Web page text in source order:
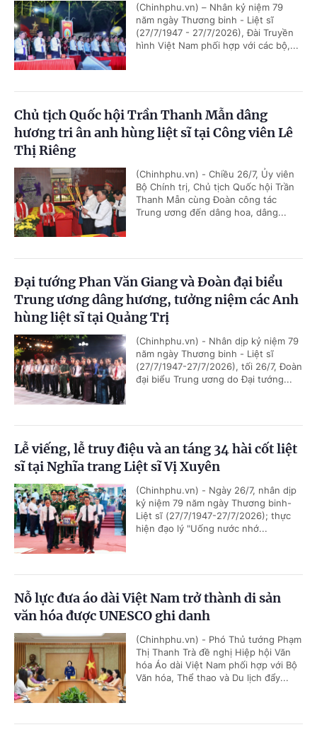
(Chinhphu.vn) – Nhân kỷ niệm 79
năm ngày Thương binh - Liệt sĩ
(27/7/1947 - 27/7/2026), Đài Truyền
hình Việt Nam phối hợp với các bộ,...
Chủ tịch Quốc hội Trần Thanh Mẫn dâng
hương tri ân anh hùng liệt sĩ tại Công viên Lê
Thị Riêng
(Chinhphu.vn) - Chiều 26/7, Ủy viên
Bộ Chính trị, Chủ tịch Quốc hội Trần
Thanh Mẫn cùng Đoàn công tác
Trung ương đến dâng hoa, dâng...
Đại tướng Phan Văn Giang và Đoàn đại biểu
Trung ương dâng hương, tưởng niệm các Anh
hùng liệt sĩ tại Quảng Trị
(Chinhphu.vn) - Nhân dịp kỷ niệm 79
năm ngày Thương binh - Liệt sĩ
(27/7/1947-27/7/2026), tối 26/7, Đoàn
đại biểu Trung ương do Đại tướng...
Lễ viếng, lễ truy điệu và an táng 34 hài cốt liệt
sĩ tại Nghĩa trang Liệt sĩ Vị Xuyên
(Chinhphu.vn) - Ngày 26/7, nhân dịp
kỷ niệm 79 năm ngày Thương binh-
Liệt sĩ (27/7/1947-27/7/2026); thực
hiện đạo lý "Uống nước nhớ...
Nỗ lực đưa áo dài Việt Nam trở thành di sản
văn hóa được UNESCO ghi danh
(Chinhphu.vn) - Phó Thủ tướng Phạm
Thị Thanh Trà đề nghị Hiệp hội Văn
hóa Áo dài Việt Nam phối hợp với Bộ
Văn hóa, Thể thao và Du lịch đẩy...